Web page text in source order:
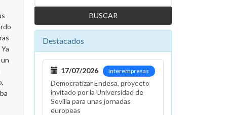
Destacados
Interempresas
17/07/2026
Democratizar Endesa, proyecto
invitado por la Universidad de
Sevilla para unas jornadas
europeas